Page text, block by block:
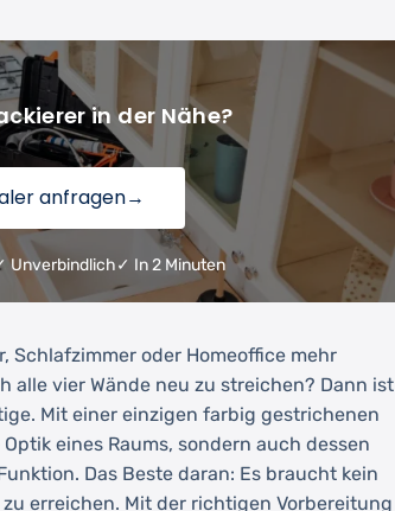
in der Nähe?
anfragen→
Unverbindlich✓ In 2 Minuten
Schlafzimmer oder Homeoffice mehr
alle vier Wände neu zu streichen? Dann ist
Mit einer einzigen farbig gestrichenen
eines Raums, sondern auch dessen
Das Beste daran: Es braucht kein
erreichen. Mit der richtigen Vorbereitung